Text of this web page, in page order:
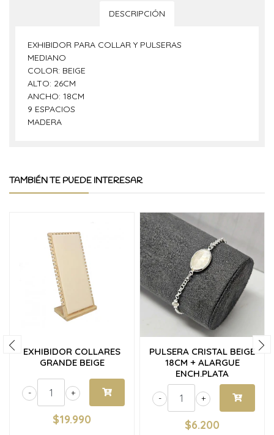
DESCRIPCIÓN
EXHIBIDOR PARA COLLAR Y PULSERAS
MEDIANO
COLOR: BEIGE
ALTO: 26CM
ANCHO: 18CM
9 ESPACIOS
MADERA
TAMBIÉN TE PUEDE INTERESAR
EXHIBIDOR COLLARES
GRANDE BEIGE
+
-
$19.990
PULSERA CRISTAL BEIGE
18CM + ALARGUE
ENCH.PLATA
+
-
$6.200